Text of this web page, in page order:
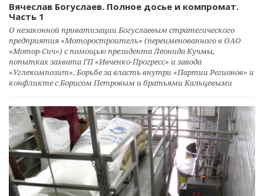
Вячеслав Богуслаев. Полное досье и компромат.
Часть 1
О незаконной приватизации Богуслаевым стратегического
предприятия «Моторостроитель» (переименованного в ОАО
«Мотор-Сич») с помощью президента Леонида Кучмы,
попытках захвата ГП «Ивченко-Прогресс» и завода
«Углекомпозит». Борьбе за власть внутри «Партии Регионов» и
конфликте с Борисом Петровым и братьями Кальцевыми